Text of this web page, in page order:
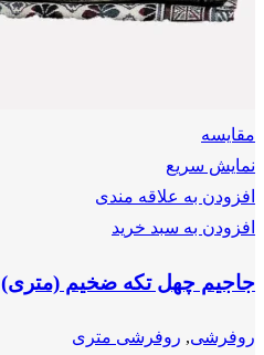
مقايسه
نمایش سریع
افزودن به علاقه مندی
افزودن به سبد خرید
جاجیم چهل تکه ضخیم (متری)
روفرشی, روفرشی متری